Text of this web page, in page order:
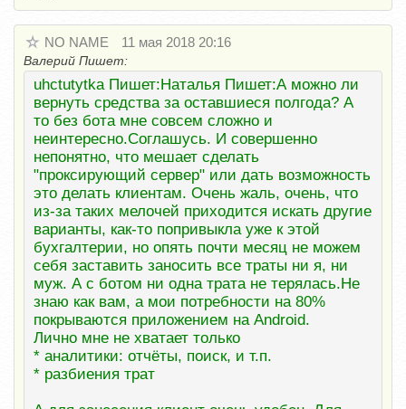
NO NAME 11 мая 2018 20:16
Валерий Пишет:
uhctutytka Пишет:Наталья Пишет:А можно ли
вернуть средства за оставшиеся полгода? А
то без бота мне совсем сложно и
неинтересно.Соглашусь. И совершенно
непонятно, что мешает сделать
"проксирующий сервер" или дать возможность
это делать клиентам. Очень жаль, очень, что
из-за таких мелочей приходится искать другие
варианты, как-то попривыкла уже к этой
бухгалтерии, но опять почти месяц не можем
себя заставить заносить все траты ни я, ни
муж. А с ботом ни одна трата не терялась.Не
знаю как вам, а мои потребности на 80%
покрываются приложением на Android.
Лично мне не хватает только
* аналитики: отчёты, поиск, и т.п.
* разбиения трат